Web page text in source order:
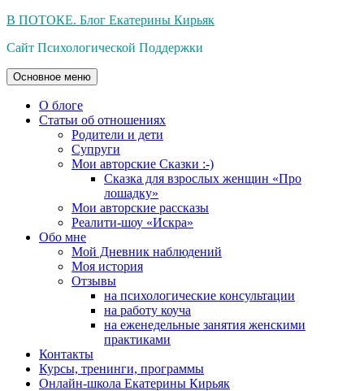
Перейти
содержимому
В ПОТОКЕ. Блог Екатерины Кирьяк
Сайт Психологической Поддержки
Основное меню
О блоге
Статьи об отношениях
Родители и дети
Супруги
Мои авторские Сказки :-)
Сказка для взрослых женщин «Про
лошадку»
Мои авторские рассказы
Реалити-шоу «Искра»
Обо мне
Мой Дневник наблюдений
Моя история
Отзывы
на психологические консультации
на работу коуча
на еженедельные занятия женскими
практиками
Контакты
Курсы, тренинги, программы
Онлайн-школа Екатерины Кирьяк